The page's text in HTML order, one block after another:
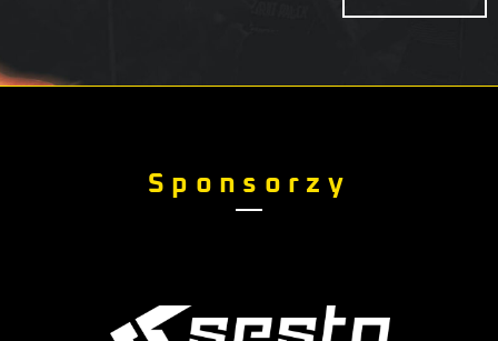
Sponsorzy